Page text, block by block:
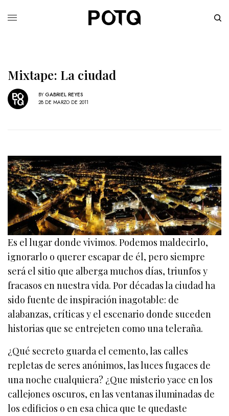
Mixtape: La ciudad
BY GABRIEL REYES
28 DE MARZO DE 2011
Es el lugar donde vivimos. Podemos maldecirlo,
ignorarlo o querer escapar de él, pero siempre
será el sitio que alberga muchos días, triunfos y
fracasos en nuestra vida. Por décadas la ciudad ha
sido fuente de inspiración inagotable: de
alabanzas, críticas y el escenario donde suceden
historias que se entrejeten como una teleraña.
¿Qué secreto guarda el cemento, las calles
repletas de seres anónimos, las luces fugaces de
una noche cualquiera? ¿Que misterio yace en los
callejones oscuros, en las ventanas iluminadas de
los edificios o en esa chica que te quedaste